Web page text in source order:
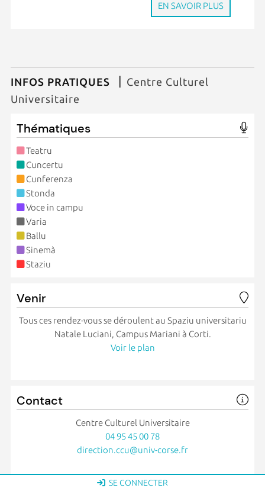
EN SAVOIR PLUS
INFOS PRATIQUES
Centre Culturel
Universitaire
Thématiques
Teatru
Cuncertu
Cunferenza
Stonda
Voce in campu
Varia
Ballu
Sinemà
Staziu
Venir
Tous ces rendez-vous se déroulent au Spaziu universitariu
Natale Luciani, Campus Mariani à Corti.
Voir le plan
Contact
Centre Culturel Universitaire
04 95 45 00 78
direction.ccu@univ-corse.fr
SE CONNECTER